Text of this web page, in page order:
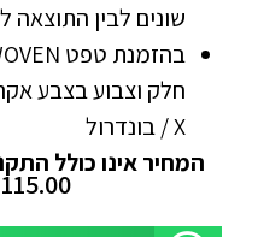
שונים לבין התוצאה
חלק וצבוע בצבע
X / בונדרול
המחיר אינו כולל
115.00